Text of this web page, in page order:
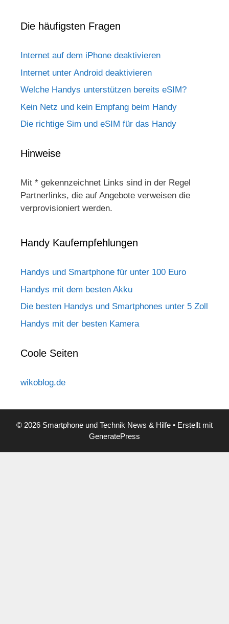
Die häufigsten Fragen
Internet auf dem iPhone deaktivieren
Internet unter Android deaktivieren
Welche Handys unterstützen bereits eSIM?
Kein Netz und kein Empfang beim Handy
Die richtige Sim und eSIM für das Handy
Hinweise
Mit * gekennzeichnet Links sind in der Regel
Partnerlinks, die auf Angebote verweisen die
verprovisioniert werden.
Handy Kaufempfehlungen
Handys und Smartphone für unter 100 Euro
Handys mit dem besten Akku
Die besten Handys und Smartphones unter 5 Zoll
Handys mit der besten Kamera
Coole Seiten
wikoblog.de
© 2026 Smartphone und Technik News & Hilfe • Erstellt mit
GeneratePress